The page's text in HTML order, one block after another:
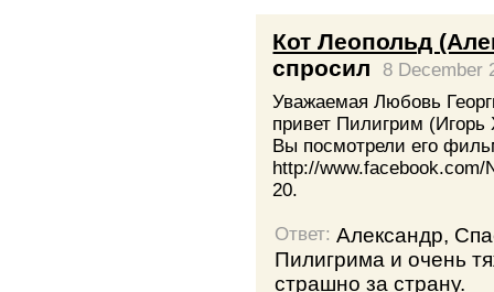
Кот Леопольд
спросил
8 December
Уважаемая Любовь
привет Пилигрим (Игорь
Вы посмотрели его
http://
20.
Ответ: Александр,
Пилигрима и очень
страшно за страну.